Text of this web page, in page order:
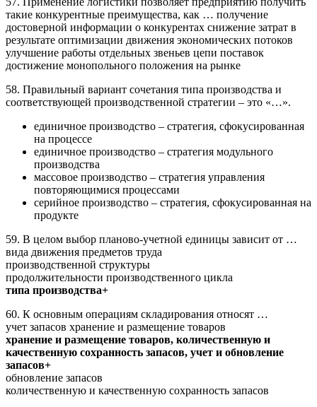
такие конкурентные преимущества, как … получение
достоверной информации о конкурентах снижение затрат в
результате оптимизации движения экономических потоков
улучшение работы отдельных звеньев цепи поставок
достижение монопольного положения на рынке
58. Правильный вариант сочетания типа производства и
соответствующей производственной стратегии – это «…».
единичное производство – стратегия, сфокусированная
на процессе
единичное производство – стратегия модульного
производства
массовое производство – стратегия управления
повторяющимися процессами
серийное производство – стратегия, сфокусированная на
продукте
59. В целом выбор планово-учетной единицы зависит от …
вида движения предметов труда
производственной структуры
продолжительности производственного цикла
типа производства+
60. К основным операциям складирования относят …
учет запасов хранение и размещение товаров
хранение и размещение товаров, количественную и
качественную сохранность запасов, учет и обновление
запасов+
обновление запасов
количественную и качественную сохранность запасов